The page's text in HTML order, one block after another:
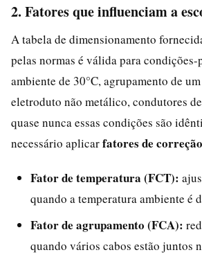
2. Fatores que influenciam a
A tabela de dimensionamento
pelas normas é válida para
ambiente de 30°C, agrupamento de
eletroduto não metálico, condutores
quase nunca essas condições são
necessário aplicarfatores de correção
Fator de temperatura (FCT):
quando a temperatura ambiente é
Fator de agrupamento (FCA):
quando vários cabos estão juntos